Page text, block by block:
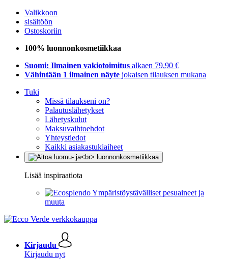
Valikkoon
sisältöön
Ostoskoriin
100% luonnonkosmetiikkaa
Suomi: Ilmainen vakiotoimitus alkaen 79,90 €
Vähintään 1 ilmainen näyte jokaisen tilauksen mukana
Tuki
Missä tilaukseni on?
Palautuslähetykset
Lähetyskulut
Maksuvaihtoehdot
Yhteystiedot
Kaikki asiakastukiaiheet
Lisää inspiraatiota
Ympäristöystävälliset pesuaineet ja
muuta
Kirjaudu
Kirjaudu nyt